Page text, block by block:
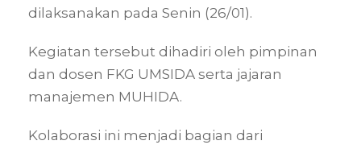
dilaksanakan pada Senin (26/01).
Kegiatan tersebut dihadiri oleh pimpinan
dan dosen FKG UMSIDA serta jajaran
manajemen MUHIDA.
Kolaborasi ini menjadi bagian dari